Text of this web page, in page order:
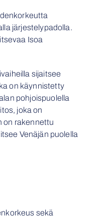
järjestelypadolla.
Isoa
sijaitsee
on käynnistetty
pohjoispuolella
joka on
on rakennettu
Venäjän puolella
sekä